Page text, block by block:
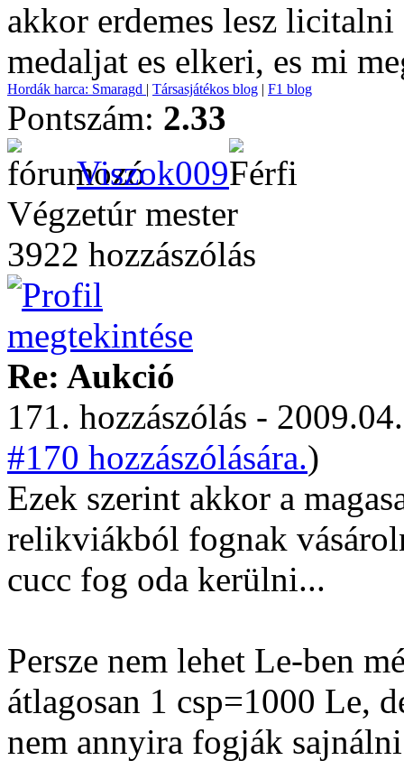
akkor erdemes lesz
medaljat es elkeri, es mi
Hordák harca: Smaragd | Társasjátékos blog | F1 blog
Pontszám: 2.33
Viszok009
Végzetúr mester
3922 hozzászólás
Re: Aukció
171. hozzászólás -
#170 hozzászólására.)
Ezek szerint akkor a
relikviákból fognak
cucc fog oda kerülni...
Persze nem lehet Le-ben
átlagosan 1 csp=1000 Le,
nem annyira fogják